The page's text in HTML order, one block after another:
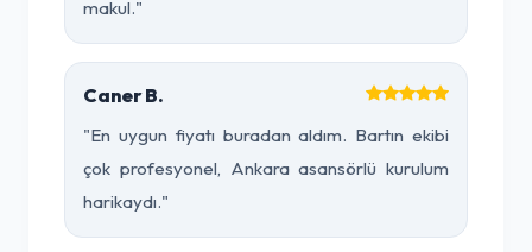
makul."
Caner B.
"En uygun fiyatı buradan aldım. Bartın ekibi
çok profesyonel, Ankara asansörlü kurulum
harikaydı."